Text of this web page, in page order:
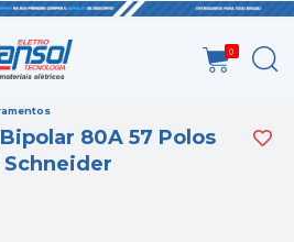
0
80A 57 Polos
Schneider